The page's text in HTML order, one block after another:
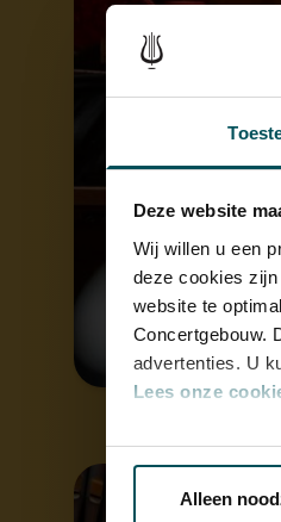
Deze website
Wij willen u een
deze cookies
website te
Concertgebouw.
advertenties. U
Lees onze
Via de
Alleen